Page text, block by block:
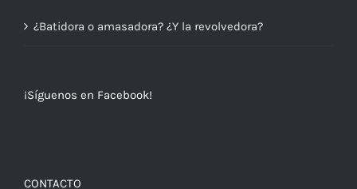
¿Batidora o amasadora? ¿Y la revolvedora?
¡Síguenos en Facebook!
CONTACTO